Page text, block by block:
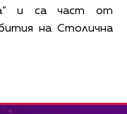
и са част от
на Столична